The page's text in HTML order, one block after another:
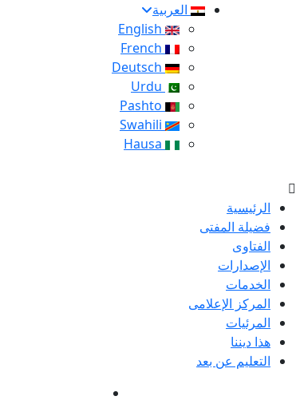
العربية
الرئيسية
فضيلة المفتى
الفتاوى
الإصدارات
الخدمات
المركز الإعلامى
المرئيات
هذا ديننا
التعليم عن بعد